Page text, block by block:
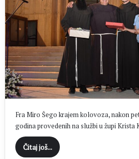
Fra Miro Šego krajem kolovoza, nakon
godina provedenih na službi u župi
Čitaj još...